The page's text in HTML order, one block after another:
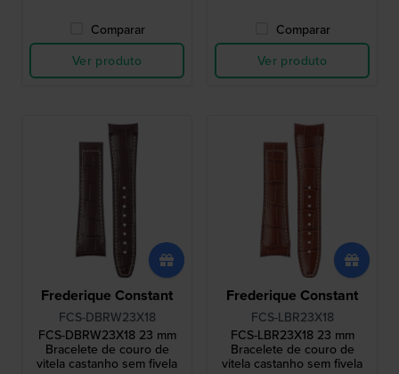
Comparar
Ver produto
Comparar
Ver produto
Frederique Constant
FCS-DBRW23X18
FCS-DBRW23X18 23 mm
Bracelete de couro de
vitela castanho sem fivela
Frederique Constant
FCS-LBR23X18
FCS-LBR23X18 23 mm
Bracelete de couro de
vitela castanho sem fivela